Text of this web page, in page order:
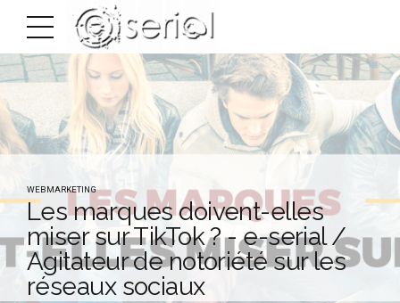
WEBMARKETING
Les marques doivent-elles
miser sur TikTok ? - e-serial /
Agitateur de notoriété sur les
réseaux sociaux